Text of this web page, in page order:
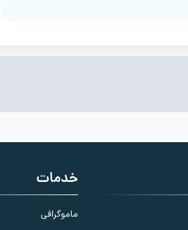
خدمات
ماموگرافی